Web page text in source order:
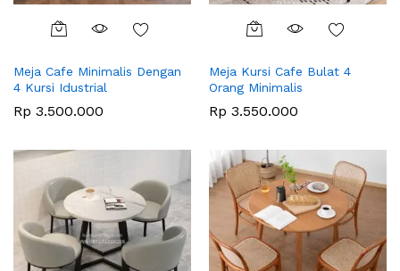
Meja Cafe Minimalis Dengan
4 Kursi Idustrial
Rp 3.500.000
Meja Kursi Cafe Bulat 4
Orang Minimalis
Rp 3.550.000